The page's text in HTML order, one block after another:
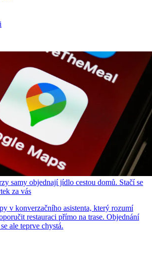
samy objednají jídlo cestou domů. Stačí se
za vás
v konverzačního asistenta, který rozumí
restauraci přímo na trase. Objednání
ale teprve chystá.